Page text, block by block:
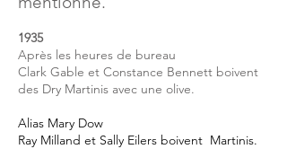
1935
Après les heures de bureau
Clark Gable et Constance Bennett boivent
des Dry Martinis avec une olive.
Alias Mary Dow
Ray Milland et Sally Eilers boivent Martinis.